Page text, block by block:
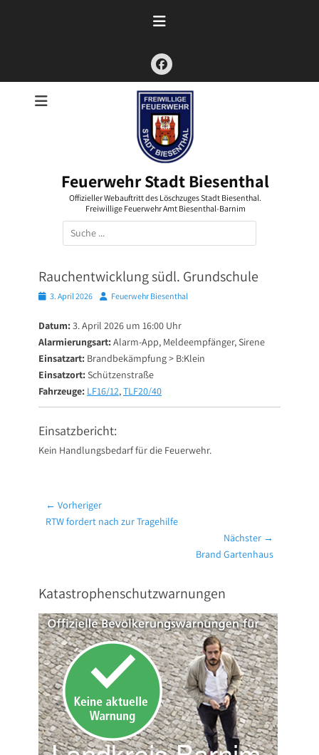
Facebook
Feuerwehr Stadt Biesenthal
Offizieller Webauftritt des Löschzuges Stadt Biesenthal.
Freiwillige Feuerwehr Amt Biesenthal-Barnim
Suchen
nach:
Rauchentwicklung südl. Grundschule
Posted3. April 2026 AutorFeuerwehr Biesenthal
Datum: 3. April 2026 um 16:00 Uhr
Alarmierungsart: Alarm-App, Meldeempfänger, Sirene
Einsatzart: Brandbekämpfung > B:Klein
Einsatzort: Schützenstraße
Fahrzeuge: LF16/12,TLF20/40
Einsatzbericht:
Kein Handlungsbedarf für die Feuerwehr.
Beitragsnavigation
← Vorheriger
Vorheriger
RTW fordert nach zur Tragehilfe
Nächster →
Brand Gartenhaus
Katastrophenschutzwarnungen